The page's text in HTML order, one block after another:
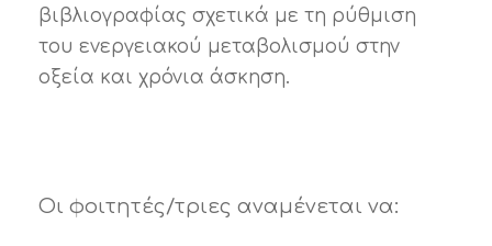
βιβλιογραφίας σχετικά με τη ρύθμιση
του ενεργειακού μεταβολισμού στην
οξεία και χρόνια άσκηση.
Οι φοιτητές/τριες αναμένεται να: